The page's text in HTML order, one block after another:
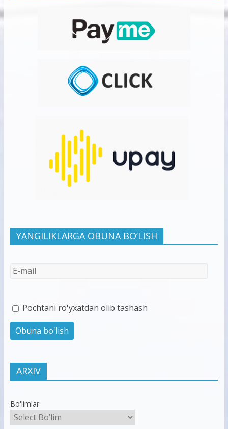
YANGILIKLARGA OBUNA BO’LISH
Pochtani ro'yxatdan olib tashash
ARXIV
Bo'limlar